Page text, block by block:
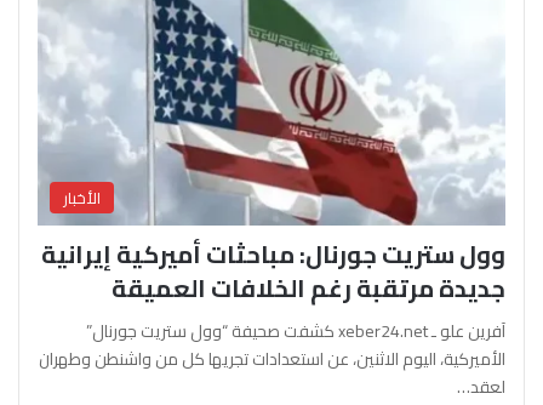
الأخبار
وول ستريت جورنال: مباحثات أميركية إيرانية
جديدة مرتقبة رغم الخلافات العميقة
آفرين علو ـ xeber24.net كشفت صحيفة “وول ستريت جورنال”
الأميركية، اليوم الاثنين، عن استعدادات تجريها كل من واشنطن وطهران
لعقد…